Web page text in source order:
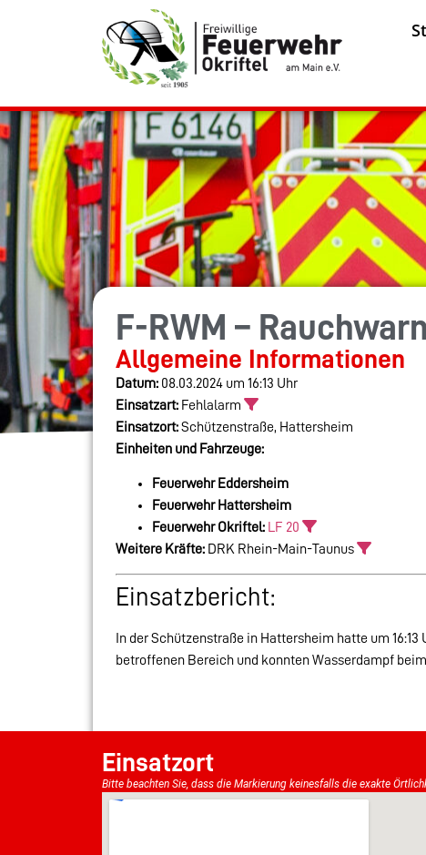
F-RWM –
Allgemeine Informationen
Datum: 08.03.2024 um 16:13 Uhr
Einsatzart: Fehlalarm
Einsatzort:Schützenstraße, Hattersheim
Einheiten und Fahrzeuge:
Feuerwehr Eddersheim
Feuerwehr Hattersheim
Feuerwehr Okriftel:
LF 20
Weitere Kräfte: DRK Rhein-Main-Taunus
Einsatzbericht:
In der Schützenstraße in Hattersheim hatte um
betroffenen Bereich und konnten Wasserdampf
Einsatzort
Bitte beachten Sie, dass die Markierung keinesfalls die exakte